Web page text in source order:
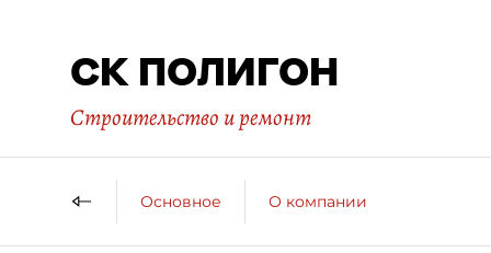
СК ПОЛИГОН
Строительство и ремонт
Основное О компании